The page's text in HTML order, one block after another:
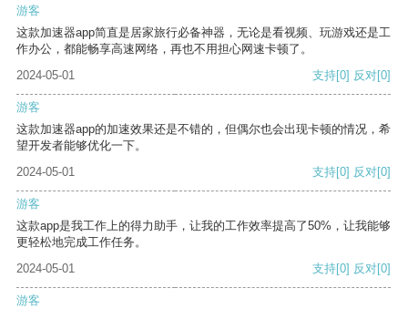
游客
这款加速器app简直是居家旅行必备神器，无论是看视频、玩游戏还是工
作办公，都能畅享高速网络，再也不用担心网速卡顿了。
2024-05-01
支持[0] 反对[0]
游客
这款加速器app的加速效果还是不错的，但偶尔也会出现卡顿的情况，希
望开发者能够优化一下。
2024-05-01
支持[0] 反对[0]
游客
这款app是我工作上的得力助手，让我的工作效率提高了50%，让我能够
更轻松地完成工作任务。
2024-05-01
支持[0] 反对[0]
游客